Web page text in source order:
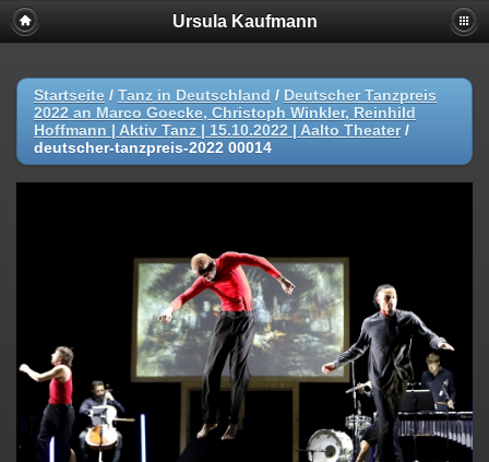
Ursula Kaufmann
Startseite / Tanz in Deutschland / Deutscher Tanzpreis
2022 an Marco Goecke, Christoph Winkler, Reinhild
Hoffmann | Aktiv Tanz | 15.10.2022 | Aalto Theater/
deutscher-tanzpreis-2022 00014